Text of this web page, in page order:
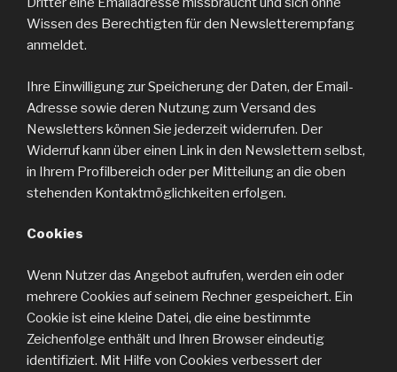
Wissen des Berechtigten für den Newsletterempfang
anmeldet.
Ihre Einwilligung zur Speicherung der Daten, der Email-
Adresse sowie deren Nutzung zum Versand des
Newsletters können Sie jederzeit widerrufen. Der
Widerruf kann über einen Link in den Newslettern selbst,
in Ihrem Profilbereich oder per Mitteilung an die oben
stehenden Kontaktmöglichkeiten erfolgen.
Cookies
Wenn Nutzer das Angebot aufrufen, werden ein oder
mehrere Cookies auf seinem Rechner gespeichert. Ein
Cookie ist eine kleine Datei, die eine bestimmte
Zeichenfolge enthält und Ihren Browser eindeutig
identifiziert. Mit Hilfe von Cookies verbessert der